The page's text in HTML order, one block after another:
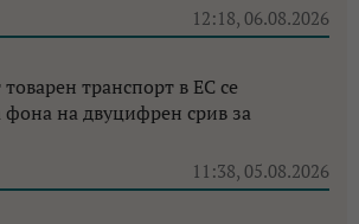
12:18, 06.08.2026
транспорт в ЕС се
фона на двуцифрен срив за
11:38, 05.08.2026